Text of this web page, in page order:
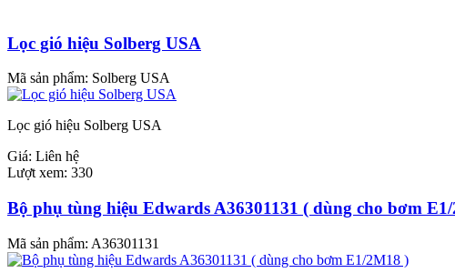
Lọc gió hiệu Solberg USA
Mã sản phẩm: Solberg USA
Lọc gió hiệu Solberg USA
Giá: Liên hệ
Lượt xem: 330
Bộ phụ tùng hiệu Edwards A36301131 ( dùng cho bơm
Mã sản phẩm: A36301131